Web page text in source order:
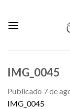
content
IMG_0045
Publicado 7 de
IMG_0045